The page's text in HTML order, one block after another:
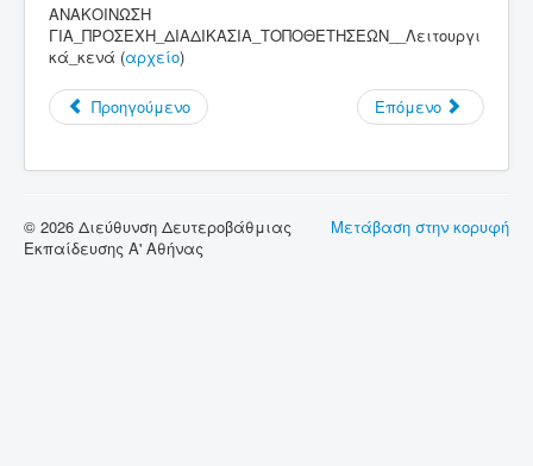
Επικοινωνία
ΑΝΑΚΟΙΝΩΣΗ
ΓΙΑ_ΠΡΟΣΕΧΗ_ΔΙΑΔΙΚΑΣΙΑ_ΤΟΠΟΘΕΤΗΣΕΩΝ__Λειτουργι
κά_κενά (αρχείο)
Προηγούμενο Επόμενο
Μετάβαση στην κορυφή
© 2026 Διεύθυνση Δευτεροβάθμιας
Εκπαίδευσης Α' Αθήνας